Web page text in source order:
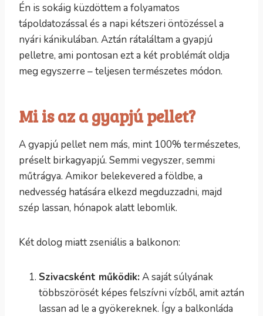
Én is sokáig küzdöttem a folyamatos
tápoldatozással és a napi kétszeri öntözéssel a
nyári kánikulában. Aztán rátaláltam a gyapjú
pelletre, ami pontosan ezt a két problémát oldja
meg egyszerre – teljesen természetes módon.
Mi is az a gyapjú pellet?
A gyapjú pellet nem más, mint 100% természetes,
préselt birkagyapjú. Semmi vegyszer, semmi
műtrágya. Amikor belekevered a földbe, a
nedvesség hatására elkezd megduzzadni, majd
szép lassan, hónapok alatt lebomlik.
Két dolog miatt zseniális a balkonon:
Szivacsként működik: A saját súlyának
többszörösét képes felszívni vízből, amit aztán
lassan ad le a gyökereknek. Így a balkonláda